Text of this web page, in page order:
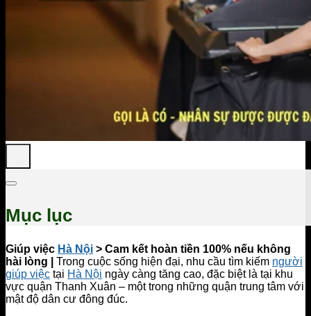
Mục lục
Giúp việc Hà Nội > Cam kết hoàn tiền 100% nếu không
hài lòng |
Trong cuộc sống hiện đại, nhu cầu tìm kiếm người
giúp việc tại Hà Nội ngày càng tăng cao, đặc biệt là tại khu
vực quận Thanh Xuân – một trong những quận trung tâm với
mật độ dân cư đông đúc.